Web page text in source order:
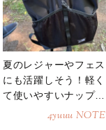
夏のレジャーやフェス
にも活躍しそう！軽く
て使いやすいナップサ
4yuuu NOTE